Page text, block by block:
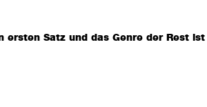
ersten Satz und das Genre der Rest ist